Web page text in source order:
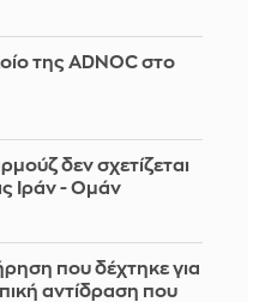
της ADNOC στο
δεν σχετίζεται
Ιράν - Ομάν
που δέχτηκε για
αντίδραση που